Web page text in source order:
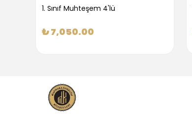
1. Sınıf Muhteşem 4'lü
₺ 7,050.00